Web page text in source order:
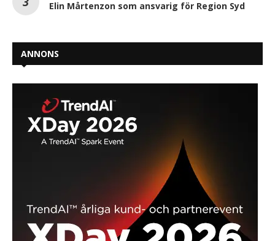
Elin Mårtenzon som ansvarig för Region Syd
ANNONS